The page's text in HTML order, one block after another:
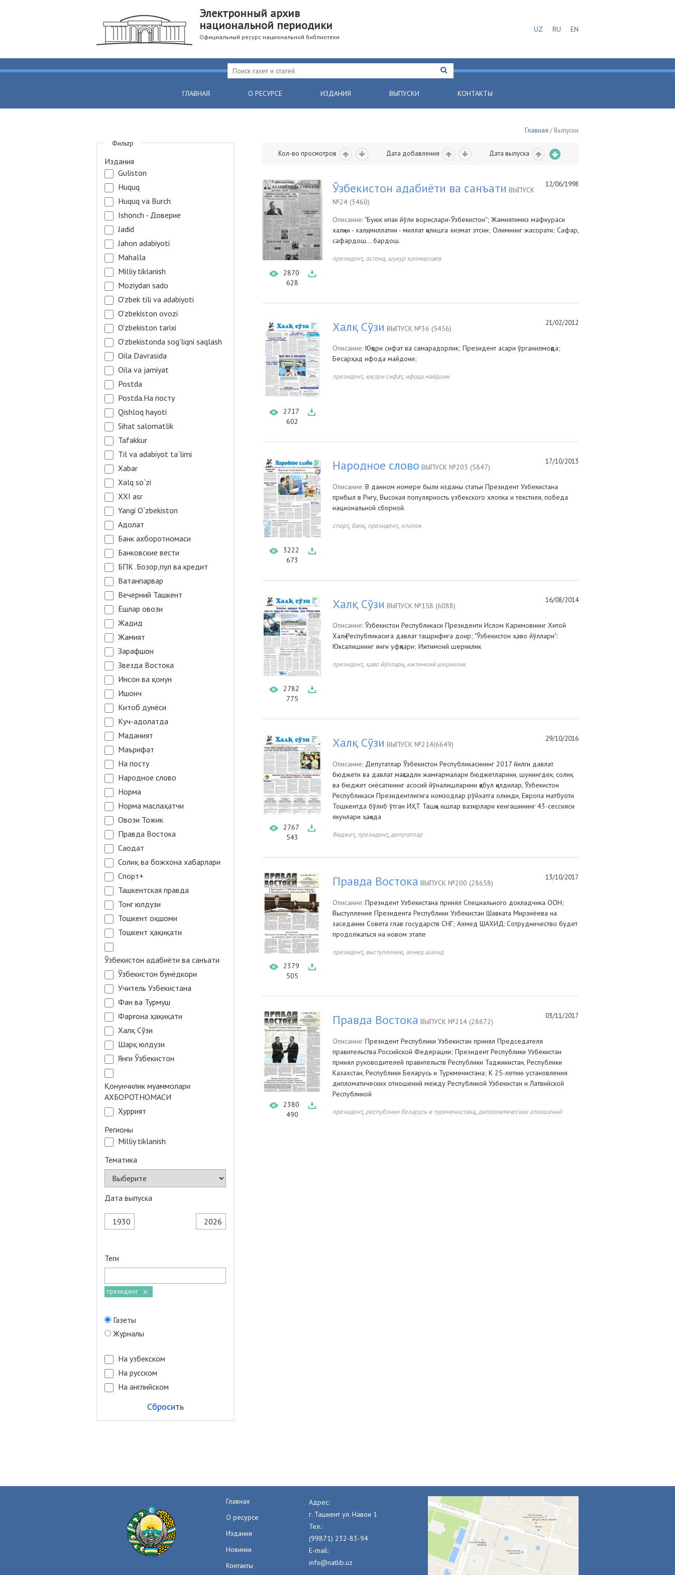
Электронный архив
национальной периодики
Официальный ресурс национальной библиотеки
UZ RU EN
ГЛАВНАЯ О РЕСУРСЕ ИЗДАНИЯ ВЫПУСКИ КОНТАКТЫ
Главная / Выпуски
Кол-во просмотров Дата добавления Дата выпуска
2870
628
12/06/1998
Ўзбекистон адабиёти ва санъати ВЫПУСК
№24 (3460)
Описание: "Буюк ипак йўли ворислари-Ўзбекистон"; Жамиятимиз мафкураси
халқни - халқ, миллатни - миллат қилишга хизмат этсин; Олимнинг жасорати; Сафар,
сафардош... бардош.
президент, остона, шукур ҳолмирзаев
2717
602
21/02/2012
Халқ Сўзи ВЫПУСК №36 (5456)
Описание: Юқори сифат ва самарадорлик; Президент асари ўрганилмоқда;
Бесарҳад ифода майдони;
президент, юқори сифат, ифода майдони
3222
673
17/10/2013
Народное слово ВЫПУСК №203 (5847)
Описание: В данном номере были изданы статьи Президент Узбекистана
прибыл в Ригу, Высокая популярность узбекского хлопка и текстиля, победа
национальной сборной.
спорт, банк, президент, хлопок
2782
775
16/08/2014
Халқ Сўзи ВЫПУСК №158 (6088)
Описание: Ўзбекистон Республикаси Президенти Ислом Каримовнинг Хитой
Халқ Республикасига давлат ташрифига доир; "Ўзбекистон ҳаво йўллари":
Юксалишнинг янги уфқлари; Ижтимоий шериклик
президент, ҳаво йўллари, ижтимоий шериклик
2767
543
29/10/2016
Халқ Сўзи ВЫПУСК №214(6649)
Описание: Депутатлар Ўзбекистон Республикасининг 2017 йилги давлат
бюджети ва давлат мақсадли жамғармалари бюджетларини, шунингдек, солиқ
ва бюджет сиёсатининг асосий йўналишларини қабул қилдилар, Ўзбекистон
Республикаси Президентлигига номзодлар рўйхатга олинди, Европа матбуоти
Тошкентда бўлиб ўтган ИҲТ Ташқи ишлар вазирлари кенгашининг 43-сессияси
якунлари ҳақида
бюджет, президент, депутатлар
2379
505
13/10/2017
Правда Востока ВЫПУСК №200 (28658)
Описание: Президент Узбекистана принял Специального докладчика ООН;
Выступление Президента Республики Узбекистан Шавката Мирзиёева на
заседании Совета глав государств СНГ; Ахмед ШАХИД: Сотрудничество будет
продолжаться на новом этапе
президент, выступление, ахмед шахид
2380
490
03/11/2017
Правда Востока ВЫПУСК №214 (28672)
Описание: Президент Республики Узбекистан принял Председателя
правительства Российской Федерации; Президент Республики Узбекистан
принял руководителей правительств Республики Таджикистан, Республики
Казахстан, Республики Беларусь и Туркменистана; К 25-летию установления
дипломатических отношений между Республикой Узбекистан и Латвийской
Республикой
президент, республики беларусь и туркменистана, дипломатических отношений
Фильтр
Издания
Guliston
Huquq
Huquq va Burch
Ishonch - Доверие
Jadid
Jahon adabiyoti
Mahalla
Milliy tiklanish
Moziydan sado
O'zbek tili va adabiyoti
O'zbekiston ovozi
O'zbekiston tarixi
O'zbekistonda sog'liqni saqlash
Oila Davrasida
Oila va jamiyat
Postda
Postda.На посту
Qishloq hayoti
Sihat salomatlik
Tafakkur
Til va adabiyot ta`limi
Xabar
Xalq so`zi
XXI asr
Yangi O`zbekiston
Адолат
Банк ахборотномаси
Банковские вести
БПК .Бозор,пул ва кредит
Ватанпарвар
Вечерний Ташкент
Ёшлар овози
Жадид
Жамият
Зарафшон
Звезда Востока
Инсон ва қонун
Ишонч
Китоб дунёси
Куч-адолатда
Маданият
Маърифат
На посту
Народное слово
Норма
Норма маслаҳатчи
Овози Тожик
Правда Востока
Саодат
Солиқ ва божхона хабарлари
Спорт+
Ташкентская правда
Тонг юлдузи
Тошкент оқшоми
Тошкент ҳақиқати
Ўзбекистон адабиёти ва санъати
Ўзбекистон бунёдкори
Учитель Узбекистана
Фан ва Турмуш
Фарғона ҳақиқати
Халқ Сўзи
Шарқ юлдузи
Янги Ўзбекистон
Қонунчилик муаммолари
АХБОРОТНОМАСИ
Ҳуррият
Регионы
Milliy tiklanish
Тематика
Дата выпуска
Теги
президент
Газеты
Журналы
На узбекском
На русском
На английском
Сбросить
Главная
О ресурсе
Издания
Новинки
Контакты
Адрес:
г. Ташкент ул. Навои 1
Тел.:
(99871) 232-83-94
E-mail:
info@natlib.uz